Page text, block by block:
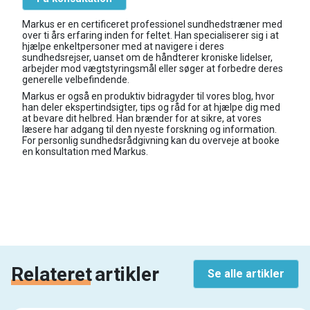
Markus er en certificeret professionel sundhedstræner med
over ti års erfaring inden for feltet. Han specialiserer sig i at
hjælpe enkeltpersoner med at navigere i deres
sundhedsrejser, uanset om de håndterer kroniske lidelser,
arbejder mod vægtstyringsmål eller søger at forbedre deres
generelle velbefindende.
Markus er også en produktiv bidragyder til vores blog, hvor
han deler ekspertindsigter, tips og råd for at hjælpe dig med
at bevare dit helbred. Han brænder for at sikre, at vores
læsere har adgang til den nyeste forskning og information.
For personlig sundhedsrådgivning kan du overveje at booke
en konsultation med Markus.
Relateretartikler Se alle artikler